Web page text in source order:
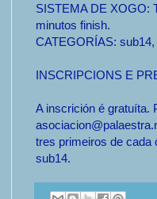
SISTEMA DE XOGO:
minutos finish.
CATEGORÍAS:
INSCRIPCIONS E
A inscrición é gratuíta.
tres primeiros de cada
sub14.